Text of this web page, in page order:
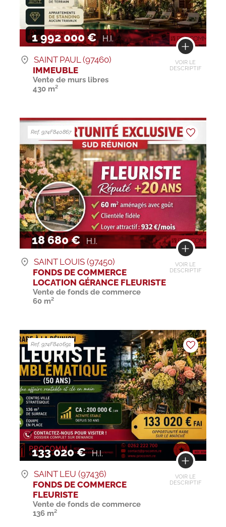
1 992 000 € H.I.
VOIR LE
DESCRIPTIF
SAINT PAUL (97460)
IMMEUBLE
Vente de murs libres
430 m²
18 680 € H.I.
VOIR LE
DESCRIPTIF
Ref. 974F840867
SAINT LOUIS (97450)
FONDS DE COMMERCE
LOCATION GÉRANCE FLEURISTE
Vente de fonds de commerce
60 m²
133 020 € H.I.
VOIR LE
DESCRIPTIF
Ref. 974F840691
SAINT LEU (97436)
FONDS DE COMMERCE
FLEURISTE
Vente de fonds de commerce
136 m²